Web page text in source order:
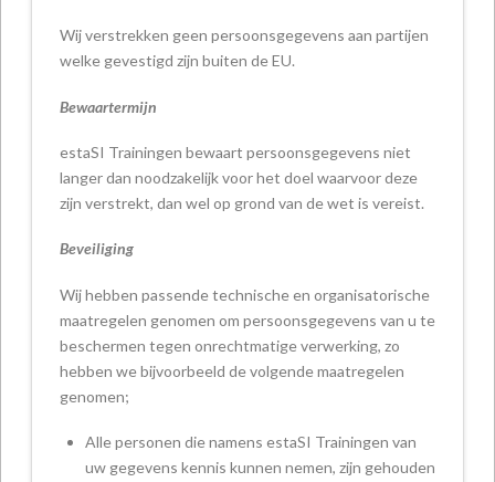
Wij verstrekken geen persoonsgegevens aan partijen
welke gevestigd zijn buiten de EU.
Bewaartermijn
estaSI Trainingen bewaart persoonsgegevens niet
langer dan noodzakelijk voor het doel waarvoor deze
zijn verstrekt, dan wel op grond van de wet is vereist.
Beveiliging
Wij hebben passende technische en organisatorische
maatregelen genomen om persoonsgegevens van u te
beschermen tegen onrechtmatige verwerking, zo
hebben we bijvoorbeeld de volgende maatregelen
genomen;
Alle personen die namens estaSI Trainingen van
uw gegevens kennis kunnen nemen, zijn gehouden